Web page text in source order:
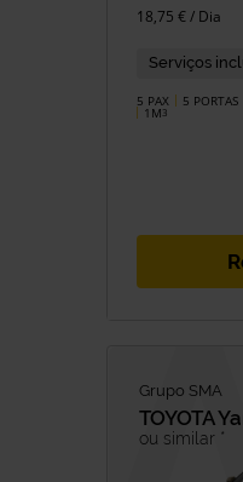
18,75 € / Dia
Serviços
5 PAX 5 PORTAS
1M3
Grupo SMA
TOYOTA
ou similar *